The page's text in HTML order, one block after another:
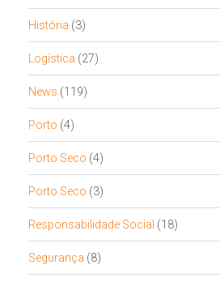
História (3)
Logística (27)
News (119)
Porto (4)
Porto Seco (4)
Porto Seco (3)
Responsabilidade Social (18)
Segurança (8)